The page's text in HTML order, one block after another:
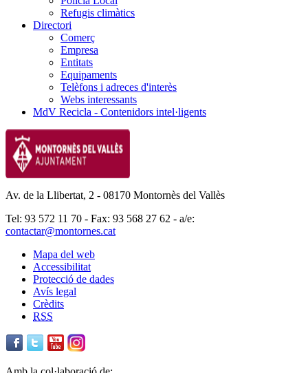
Refugis climàtics
Directori
Comerç
Empresa
Entitats
Equipaments
Telèfons i adreces d'interès
Webs interessants
MdV Recicla - Contenidors intel·ligents
Av. de la Llibertat, 2 - 08170 Montornès del Vallès
Tel: 93 572 11 70 - Fax: 93 568 27 62 - a/e:
contactar@montornes.cat
Mapa del web
Accessibilitat
Protecció de dades
Avís legal
Crèdits
RSS